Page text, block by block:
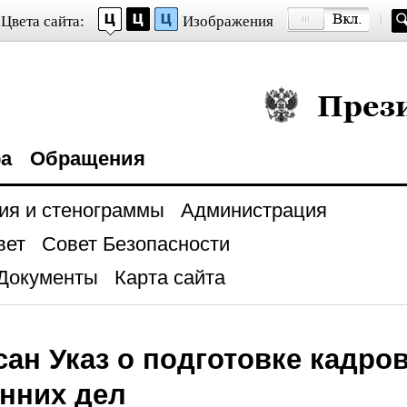
Цвета сайта: Изображения
Президент
Обращения
и стенограммы
Администрация
Совет Безопасности
Карта сайта
Указ о подготовке
дел